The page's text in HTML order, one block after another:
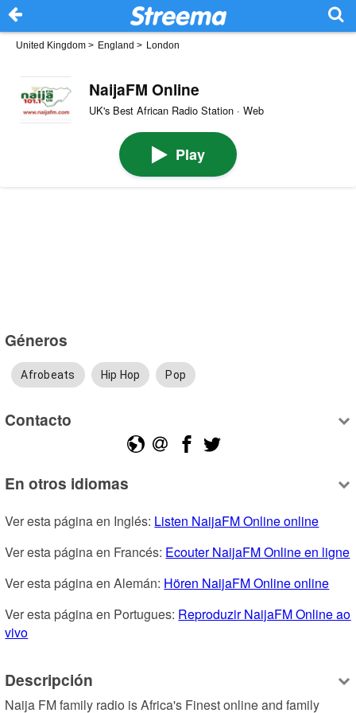
United Kingdom > England > London
NaijaFM Online
UK's Best African Radio Station · Web
Play
Géneros
Afrobeats Hip Hop Pop
Contacto
En otros idiomas
Ver esta página en Inglés: Listen NaijaFM Online online
Ver esta página en Francés: Ecouter NaijaFM Online en ligne
Ver esta página en Alemán: Hören NaijaFM Online online
Ver esta página en Portugues: Reproduzir NaijaFM Online ao
vivo
Descripción
Naija FM family radio is Africa's Finest online and family